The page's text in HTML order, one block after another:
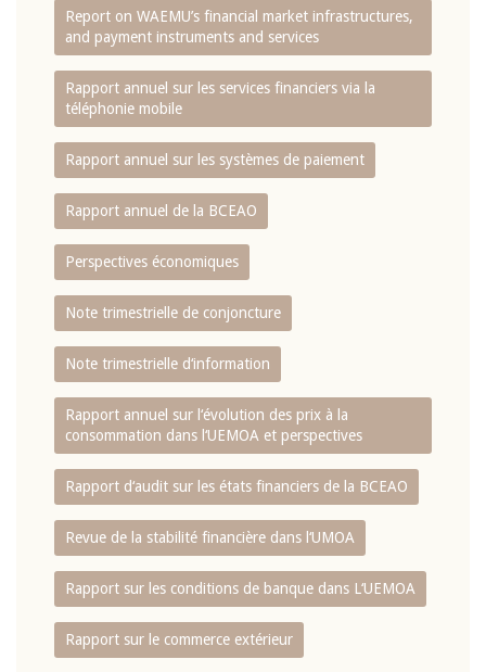
Report on WAEMU’s financial market infrastructures,
and payment instruments and services
Rapport annuel sur les services financiers via la
téléphonie mobile
Rapport annuel sur les systèmes de paiement
Rapport annuel de la BCEAO
Perspectives économiques
Note trimestrielle de conjoncture
Note trimestrielle d‘information
Rapport annuel sur l‘évolution des prix à la
consommation dans l‘UEMOA et perspectives
Rapport d‘audit sur les états financiers de la BCEAO
Revue de la stabilité financière dans l‘UMOA
Rapport sur les conditions de banque dans L‘UEMOA
Rapport sur le commerce extérieur